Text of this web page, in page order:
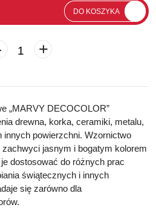
DO KOSZYKA
+
„MARVY DECOCOLOR”
drewna, korka, ceramiki, metalu,
innych powierzchni. Wzornictwo
jasnym i bogatym kolorem
dostosować do różnych prac
świątecznych i innych
się zarówno dla